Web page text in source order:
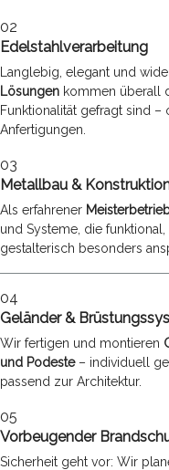
02
Edelstahlverarbeitung
Langlebig, elegant und
Lösungen kommen überall
Funktionalität gefragt sind
Anfertigungen.
03
Metallbau &
Als erfahrener
und Systeme, die
gestalterisch besonders
04
Geländer &
Wir fertigen und montieren
und Podeste– individuell
passend zur Architektur.
05
Vorbeugender
Sicherheit geht vor: Wir